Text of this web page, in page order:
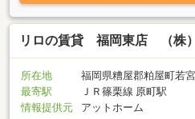
リロの賃貸 福岡東店 （株
所在地
福岡県糟屋郡粕屋町若
最寄駅
ＪＲ篠栗線 原町駅
情報提供元
アットホーム